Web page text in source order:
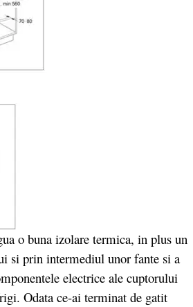
o buna izolare termica, in plus un
si prin intermediul unor fante si a
electrice ale cuptorului
Odata ce-ai terminat de gatit